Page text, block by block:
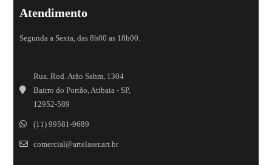
Atendimento
Segunda a Sexta, das 8h00 as 18h00.
Rua. Rod. Arão Sahm, 1304
Bairro do Portão, Atibaia - SP,
12952-589
(11) 99581-9689
comercial@artelaser.art.br